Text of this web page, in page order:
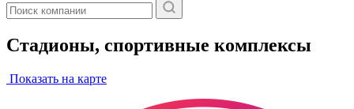
Стадионы, спортивные комплексы
Показать на карте